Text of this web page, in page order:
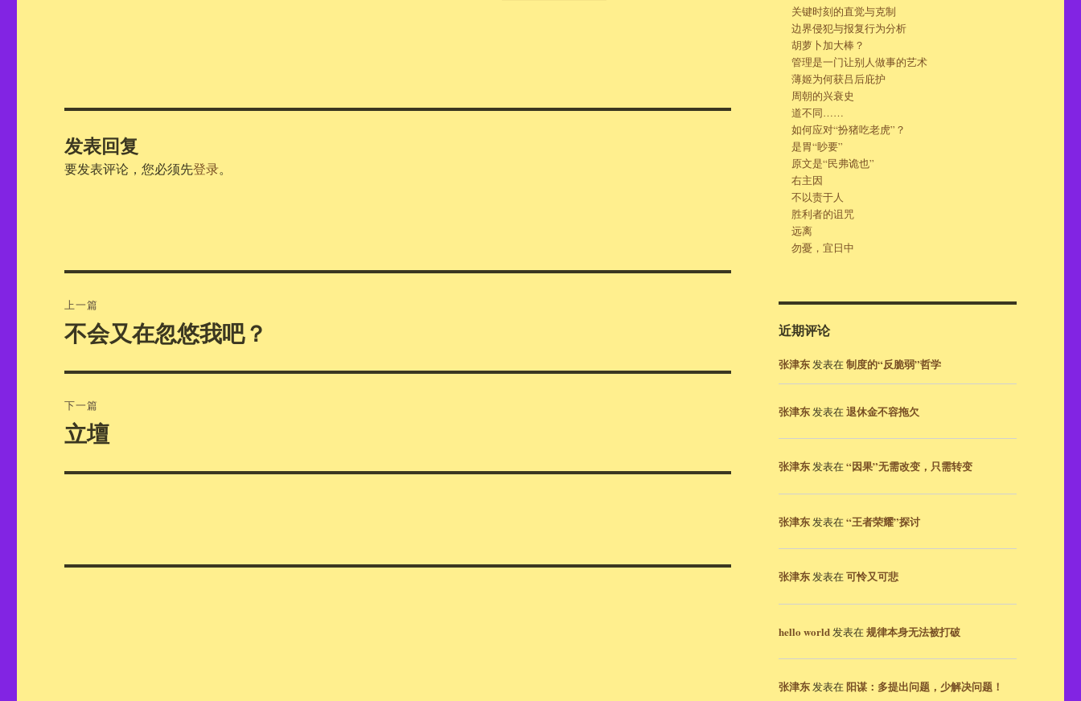
发表回复
要发表评论，您必须先登录。
章
上一篇
上
文
不会又在忽悠我吧？
下一篇
下
文
立壇
关键时刻的直觉与克制
边界侵犯与报复行为分析
胡萝卜加大棒？
管理是一门让别人做事的艺术
薄姬为何获吕后庇护
周朝的兴衰史
道不同……
如何应对“扮猪吃老虎”？
是胃“眇要”
原文是“民弗诡也”
右主因
不以责于人
胜利者的诅咒
远离
勿憂，宜日中
近期评论
张津东发表在制度的“反脆弱”哲学
张津东发表在退休金不容拖欠
张津东发表在“因果”无需改变，只需转变
张津东发表在“王者荣耀”探讨
张津东发表在可怜又可悲
hello world发表在规律本身无法被打破
张津东发表在阳谋：多提出问题，少解决问题！